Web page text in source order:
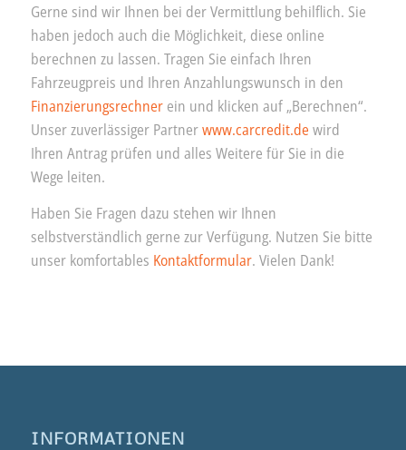
Gerne sind wir Ihnen bei der Vermittlung behilflich. Sie
haben jedoch auch die Möglichkeit, diese online
berechnen zu lassen. Tragen Sie einfach Ihren
Fahrzeugpreis und Ihren Anzahlungswunsch in den
Finanzierungsrechnerein und klicken auf „Berechnen“.
Unser zuverlässiger Partnerwww.carcredit.de wird
Ihren Antrag prüfen und alles Weitere für Sie in die
Wege leiten.
Haben Sie Fragen dazu stehen wir Ihnen
selbstverständlich gerne zur Verfügung. Nutzen Sie bitte
unser komfortables Kontaktformular. Vielen Dank!
INFORMATIONEN